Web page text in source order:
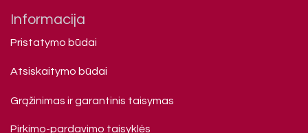
Informacija
Pristatymo būdai
Atsiskaitymo būdai
Grąžinimas ir garantinis taisymas
Pirkimo-pardavimo taisyklės